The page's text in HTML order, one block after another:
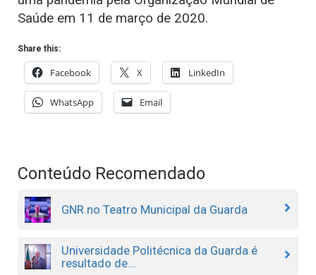
Saúde em 11 de março de 2020.
Share this:
Facebook X LinkedIn
WhatsApp Email
Conteúdo Recomendado
GNR no Teatro Municipal da Guarda
Universidade Politécnica da Guarda é
resultado de...